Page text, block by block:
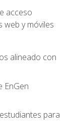
acceso
web y móviles
alineado con
EnGen
para